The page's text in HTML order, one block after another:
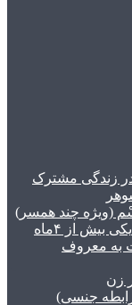
زندگی مشترک
(ویژه چند همسر)
بیش از ۴ماه
به معروف
زن
جنسی)